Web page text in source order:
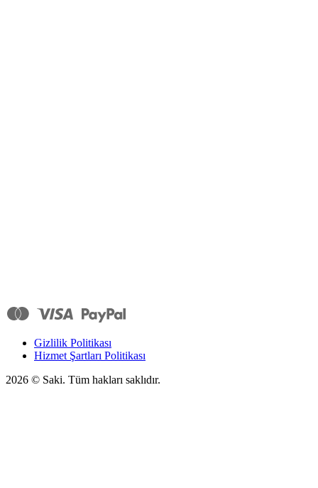
Gizlilik Politikası
Hizmet Şartları Politikası
2026 © Saki. Tüm hakları saklıdır.